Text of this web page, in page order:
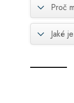
Proč
Jaké